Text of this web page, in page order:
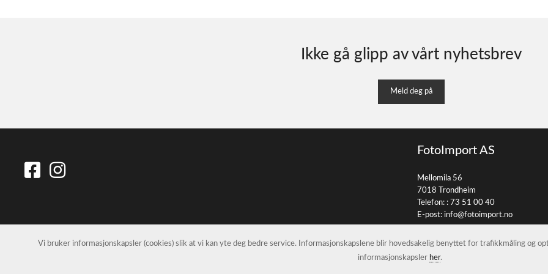
Ikke gå glipp av vårt nyhetsbrev
Meld deg på
FotoImport AS
Mellomila 56
7018 Trondheim
Telefon: : 73 51 00 40
E-post: info@fotoimport.no
Vi bruker informasjonskapsler (cookies) slik at vi kan yte deg bedre service. Informasjonskapslene blir hovedsakelig benyttet for trafikkmåling og
informasjonskapsler her.